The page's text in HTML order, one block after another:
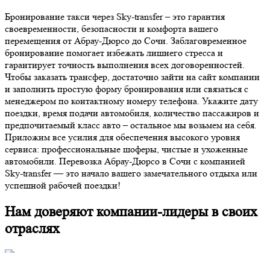
Бронирование такси через Sky-transfer – это гарантия
своевременности, безопасности и комфорта вашего
перемещения от Абрау-Дюрсо до Сочи. Заблаговременное
бронирование помогает избежать лишнего стресса и
гарантирует точность выполнения всех договоренностей.
Чтобы заказать трансфер, достаточно зайти на сайт компании
и заполнить простую форму бронирования или связаться с
менеджером по контактному номеру телефона. Укажите дату
поездки, время подачи автомобиля, количество пассажиров и
предпочитаемый класс авто – остальное мы возьмем на себя.
Приложим все усилия для обеспечения высокого уровня
сервиса: профессиональные шоферы, чистые и ухоженные
автомобили. Перевозка Абрау-Дюрсо в Сочи с компанией
Sky-transfer — это начало вашего замечательного отдыха или
успешной рабочей поездки!
Нам доверяют компании-лидеры в своих
отраслях